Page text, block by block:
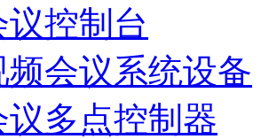
控制台
会议系统设备
多点控制器